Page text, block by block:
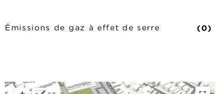
Émissions de gaz à effet de serre (0)